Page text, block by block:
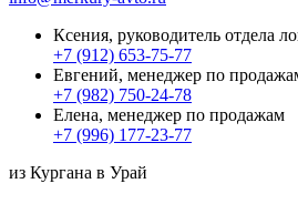
Ксения, руководитель отдела
+7 (912) 653-75-77
Евгений, менеджер по
+7 (982) 750-24-78
Елена, менеджер по продажам
+7 (996) 177-23-77
из Кургана в Урай